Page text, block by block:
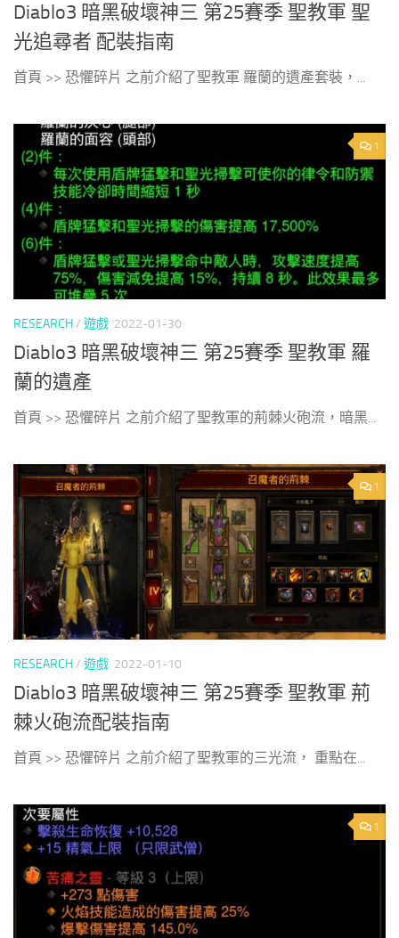
Diablo3 暗黑破壞神三 第25賽季 聖教軍 聖
光追尋者 配裝指南
首頁 >> 恐懼碎片 之前介紹了聖教軍 羅蘭的遺產套裝，...
1
RESEARCH/ 遊戲 2022-01-30
Diablo3 暗黑破壞神三 第25賽季 聖教軍 羅
蘭的遺產
首頁 >> 恐懼碎片 之前介紹了聖教軍的荊棘火砲流，暗黑...
1
RESEARCH/ 遊戲 2022-01-10
Diablo3 暗黑破壞神三 第25賽季 聖教軍 荊
棘火砲流配裝指南
首頁 >> 恐懼碎片 之前介紹了聖教軍的三光流， 重點在...
1